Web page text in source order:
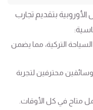
بتقديم تجارب
التركية، مما يضمن
محترفين لتجربة
متاح في كل الأوقات.